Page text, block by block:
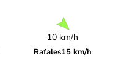
10 km/h
Rafales15 km/h